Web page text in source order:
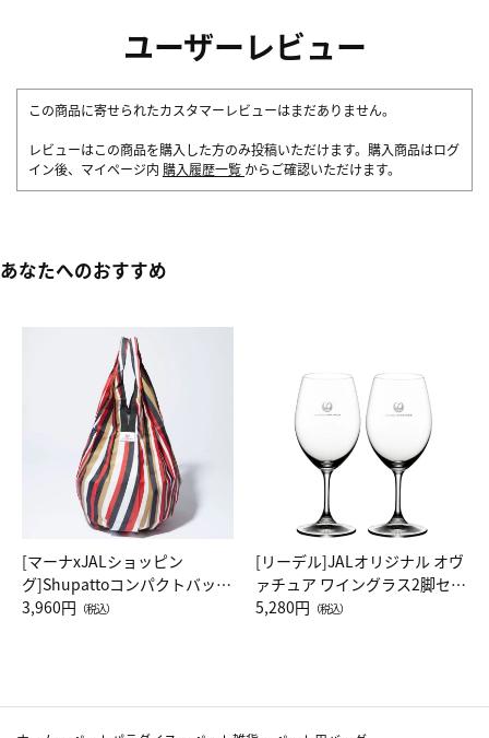
ユーザーレビュー
この商品に寄せられたカスタマーレビューはまだありません。
レビューはこの商品を購入した方のみ投稿いただけます。購入商品はログ
イン後、マイページ内 購入履歴一覧 からご確認いただけます。
あなたへのおすすめ
[マーナxJALショッピン
グ]Shupattoコンパクトバッグ
Drop JAL客室乗務員（LC）ス
3,960円 （税込）
[リーデル]JALオリジナル オヴ
ァチュア ワイングラス2脚セッ
ト（レッドワイン）
5,280円 （税込）